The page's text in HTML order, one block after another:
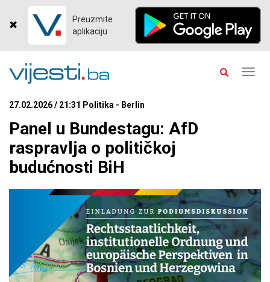
Preuzmite
aplikaciju
27.02.2026 / 21:31 Politika - Berlin
Panel u Bundestagu: AfD
raspravlja o političkoj
budućnosti BiH